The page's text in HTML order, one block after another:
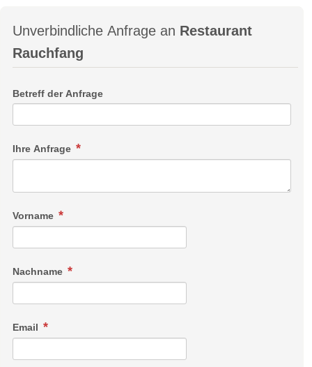
Unverbindliche Anfrage an Restaurant
Rauchfang
Betreff der Anfrage
Ihre Anfrage
Vorname
Nachname
Email